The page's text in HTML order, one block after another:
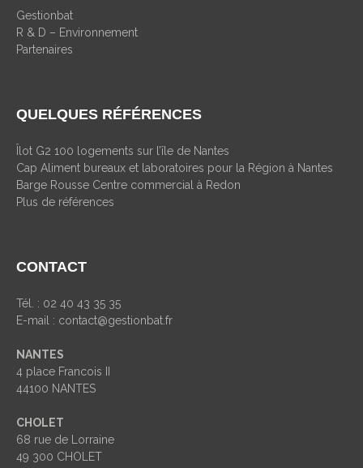
Gestionbat
R & D – Environnement
Partenaires
QUELQUES RÉFÉRENCES
Îlot G2 100 logements sur l’île de Nantes
Cap Aliment bureaux et laboratoires pour la Région à Nantes
Barge Rousse Centre commercial à Redon
Plus de références
CONTACT
Tél. : 02 40 43 35 35
E-mail : contact@gestionbat.fr
NANTES
4 place Francois II
44100 NANTES
CHOLET
68 rue de Lorraine
49 300 CHOLET